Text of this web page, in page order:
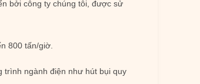
bởi công ty chúng tôi, được sử
800 tấn/giờ.
trình ngành điện như hút bụi quy